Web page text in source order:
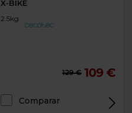
X-BIKE
2.5kg
129 € 109 €
Comparar